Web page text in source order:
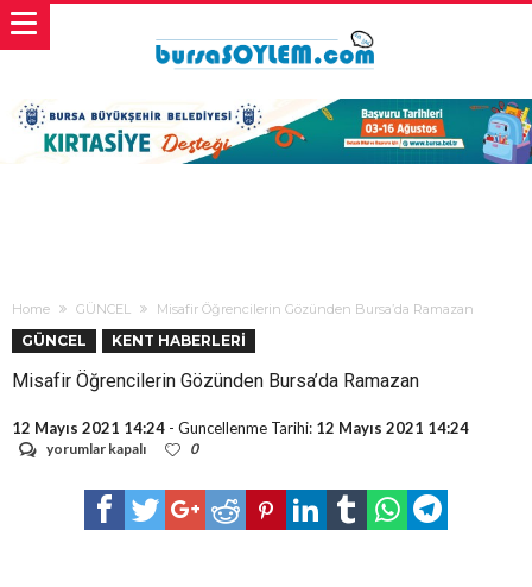
Home GÜNCEL Misafir Öğrencilerin Gözünden Bursa’da Ramazan
GÜNCEL KENT HABERLERİ
Misafir Öğrencilerin Gözünden Bursa’da Ramazan
12 Mayıs 2021 14:24 - Guncellenme Tarihi: 12 Mayıs 2021 14:24
Misafir
Gözünden
Bursa’da
yorumlar kapalı 0